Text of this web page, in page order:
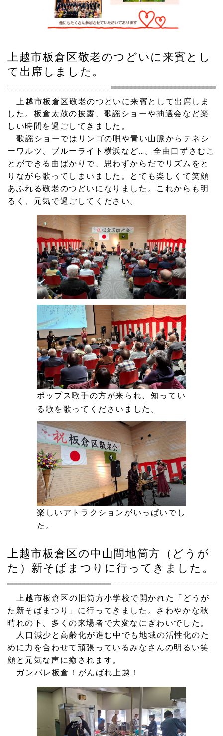
上越市板倉区敬老のつどいに来賓とし
て出席しました。
上越市板倉区敬老のつどいに来賓として出席しま
した。板倉太鼓の披露、歌謡ショーや抽選会など楽
しい時間を過ごしてきました。
歌謡ショーではリンゴの唄や青い山脈からテネシ
ーワルツ、ブルーライト横浜など…。全曲口ずさむこ
とができる曲ばかりで、思わずからだでリズムをと
りながら歌ってしまいました。とても楽しくて笑顔
あふれる敬老のつどいになりました。これからも明
るく、元気で過ごしてください。
ポップス歌手の方が来られ、知ってい
る歌を歌ってくださいました。
楽しいアトラクションがいっぱいでし
た。
上越市板倉区の中山間地筒方（どうが
た）新そばまつりに行ってきました。
上越市板倉区の旧筒方小学校で開かれた「どうが
た新そばまつり」に行ってきました。さわやかな秋
晴れの下、多くの来場者で大変なにぎわいでした。
人口減少と高齢化が進む中でも地域の活性化のた
めに力を合わせて頑張っているみなさんの明るい笑
顔と元気な声に癒されます。
ガンバレ板倉！がんばれ上越！